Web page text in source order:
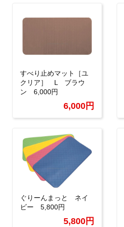
すべり止めマット［ユ
クリア］ L ブラウ
ン 6,000円
6,000円
ぐりーんまっと ネイ
ビー 5,800円
5,800円